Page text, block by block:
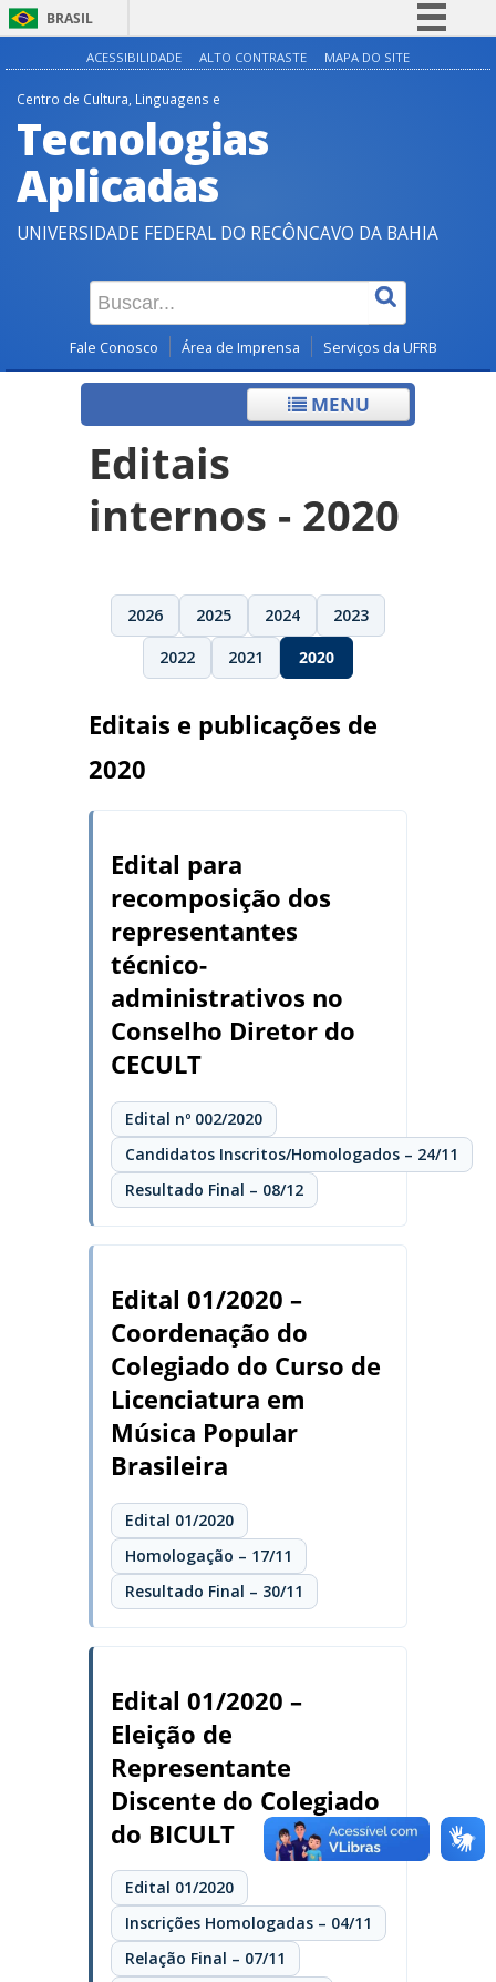
BRASIL
Simplifique!
Canais
ACESSIBILIDADE ALTO CONTRASTE MAPA DO SITE
Centro de Cultura, Linguagens e
Tecnologias
Aplicadas
UNIVERSIDADE FEDERAL DO RECÔNCAVO DA BAHIA
Fale Conosco Área de Imprensa Serviços da UFRB
MENU
Editais
internos - 2020
2026 2025 2024
2023
2022
2021 2020
Editais e publicações de
2020
Edital para
recomposição dos
representantes
técnico-
administrativos no
Conselho Diretor do
CECULT
Edital nº 002/2020
Candidatos Inscritos/Homologados – 24/11
Resultado Final – 08/12
Edital 01/2020 –
Coordenação do
Colegiado do Curso de
Licenciatura em
Música Popular
Brasileira
Edital 01/2020
Homologação – 17/11
Resultado Final – 30/11
Edital 01/2020 –
Eleição de
Representante
Discente do Colegiado
do BICULT
Edital 01/2020
Inscrições Homologadas – 04/11
Relação Final – 07/11